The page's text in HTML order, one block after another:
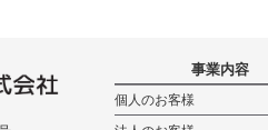
事業内容
個人のお客様